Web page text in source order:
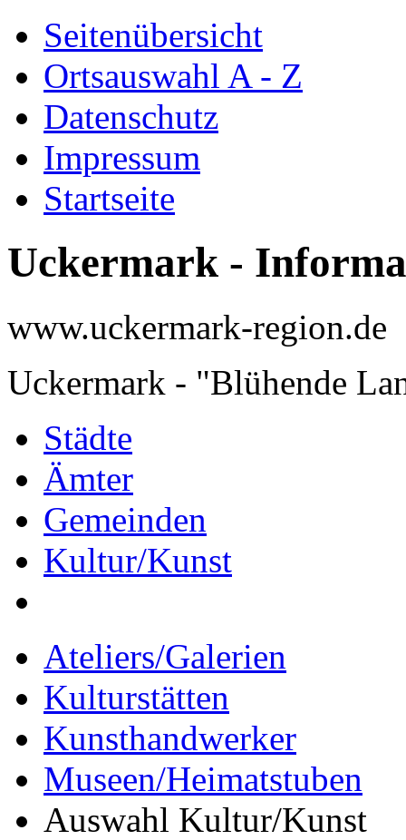
Seitenübersicht
Ortsauswahl A - Z
Datenschutz
Impressum
Startseite
Uckermark -
www.uckermark-region.de
Uckermark - "Blühende
Städte
Ämter
Gemeinden
Kultur/Kunst
Ateliers/Galerien
Kulturstätten
Kunsthandwerker
Museen/Heimatstuben
Auswahl Kultur/Kunst